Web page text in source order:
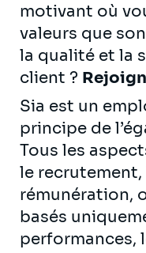
motivant où
valeurs que
la qualité et la
client ?
Sia est un
principe de
Tous les
le
rémunération,
basés
performances,